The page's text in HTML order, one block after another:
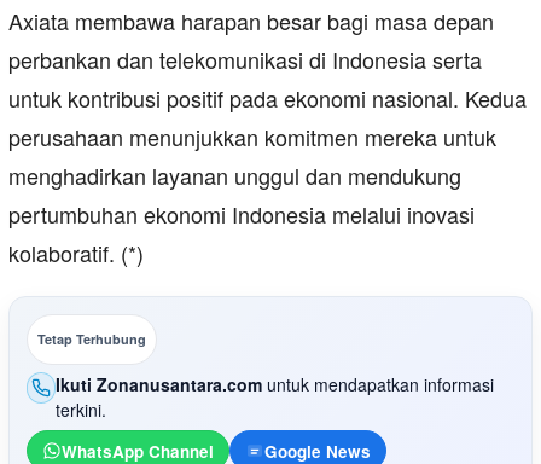
Axiata membawa harapan besar bagi masa depan
perbankan dan telekomunikasi di Indonesia serta
untuk kontribusi positif pada ekonomi nasional. Kedua
perusahaan menunjukkan komitmen mereka untuk
menghadirkan layanan unggul dan mendukung
pertumbuhan ekonomi Indonesia melalui inovasi
kolaboratif. (*)
Tetap Terhubung
Ikuti Zonanusantara.com untuk mendapatkan informasi
terkini.
WhatsApp Channel Google News